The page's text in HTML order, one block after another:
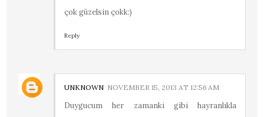
çok güzelsin çokk:)
Reply
UNKNOWN NOVEMBER 15, 2013 AT 12:56 AM
Duygucum her zamanki gibi hayranlıkla